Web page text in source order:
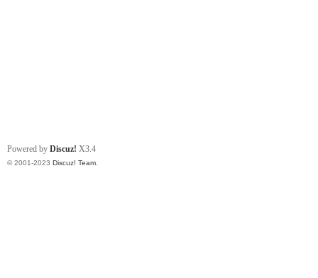
Powered by Discuz! X3.4
© 2001-2023 Discuz! Team